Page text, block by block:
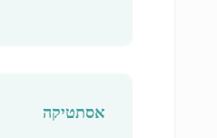
אסתטיקה